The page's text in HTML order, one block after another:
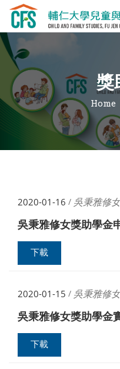
獎
Home
2020-01-16 / 吳秉雅修
吳秉雅修女獎助學金
下載
2020-01-15 / 吳秉雅修
吳秉雅修女獎助學金
下載